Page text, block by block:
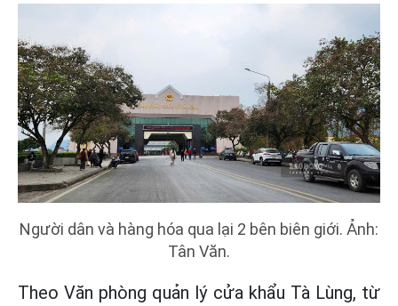
Người dân và hàng hóa qua lại 2 bên biên giới. Ảnh:
Tân Văn.
Theo Văn phòng quản lý cửa khẩu Tà Lùng, từ